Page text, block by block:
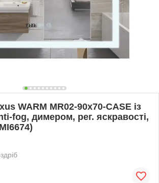
WARM MR02-90x70-CASE із
fog, димером, рег. яскравості,